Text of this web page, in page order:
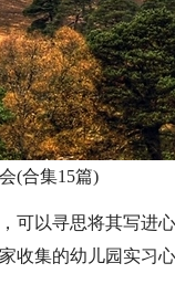
(合集15篇)
可以寻思将其写进
收集的幼儿园实习